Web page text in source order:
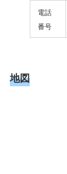
電話
番号
地図